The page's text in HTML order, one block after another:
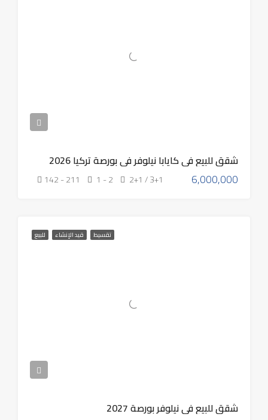
شقق للبيع في كايابا نيلوفر في بورصة تركيا 2026
6,000,000
2+1 / 3+1
1 - 2
142 - 211
تقسيط قيد الإنشاء للبيع
شقق للبيع في نيلوفر بورصة 2027